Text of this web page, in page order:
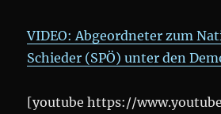
VIDEO: Abgeordneter zum
Schieder (SPÖ) unter den
[youtube https://